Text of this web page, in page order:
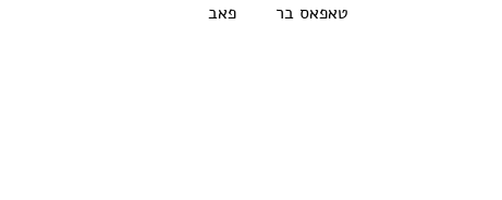
טאפאס בר
פאב